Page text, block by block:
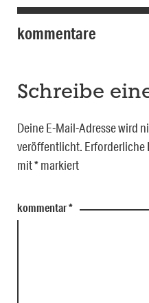
kommentare
Schreibe
Deine E-Mail-Adresse wird
veröffentlicht. Erforderliche
mit*markiert
kommentar*